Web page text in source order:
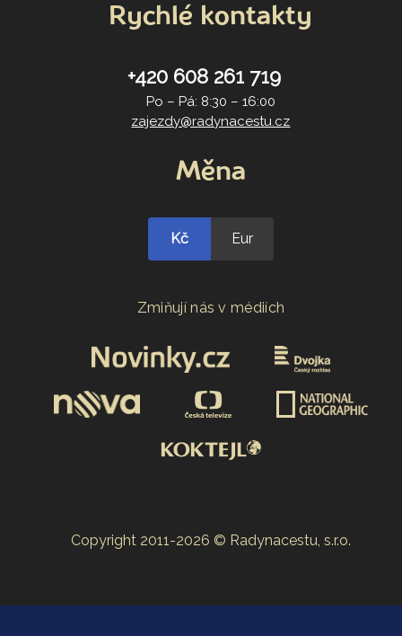
Rychlé kontakty
+420 608 261 719
Po – Pá: 8:30 – 16:00
zajezdy@radynacestu.cz
Měna
Kč Eur
Zmiňují nás v médiích
Copyright 2011-2026 © Radynacestu, s.r.o.